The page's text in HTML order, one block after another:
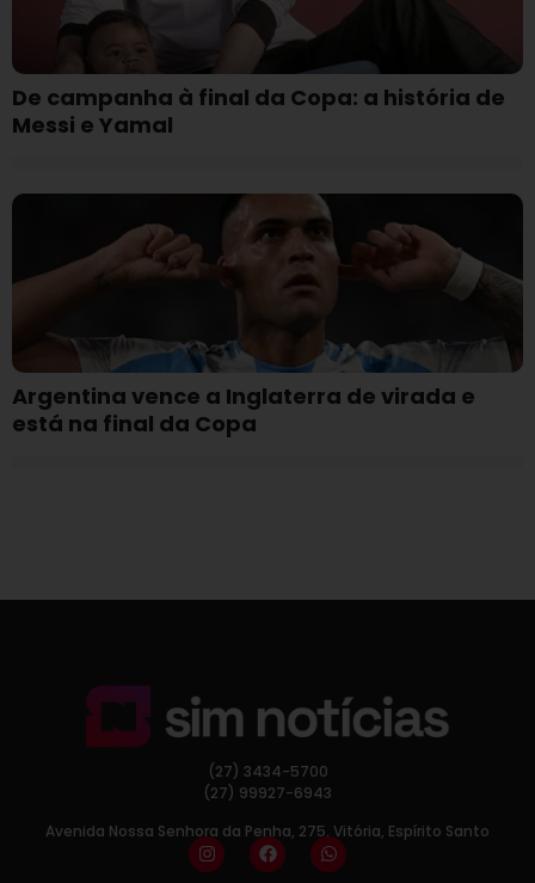
De campanha à final da Copa: a história de
Messi e Yamal
Argentina vence a Inglaterra de virada e
está na final da Copa
(27) 3434-5700
(27) 99927-6943
Avenida Nossa Senhora da Penha, 275, Vitória, Espírito Santo